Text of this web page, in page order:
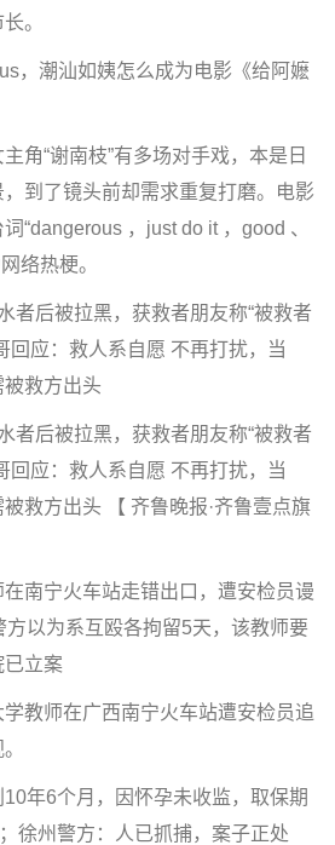
。
潮汕如姨怎么成为电影《给阿嬷
“谢南枝”有多场对手戏，本是日
到了镜头前却需求重复打磨。电影
“dangerous ，just do it ，good 、
络热梗。
后被拉黑，获救者朋友称“被救者
回应：救人系自愿 不再打扰，当
救方出头
后被拉黑，获救者朋友称“被救者
回应：救人系自愿 不再打扰，当
救方出头 【 齐鲁晚报·齐鲁壹点旗
宁火车站走错出口，遭安检员谩
以为系互殴各拘留5天，该教师要
已立案
师在广西南宁火车站遭安检员追
年6个月，因怀孕未收监，取保期
徐州警方：人已抓捕，案子正处